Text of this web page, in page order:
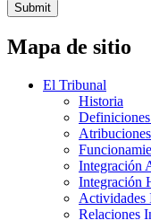
Submit
Mapa de sitio
El Tribunal
Historia
Integración
Integración
Actividades
Relaciones